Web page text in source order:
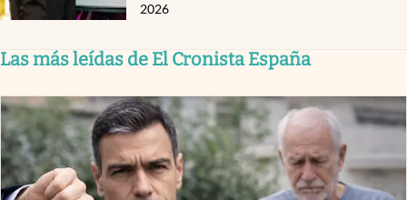
2026
Las más leídas de El Cronista España